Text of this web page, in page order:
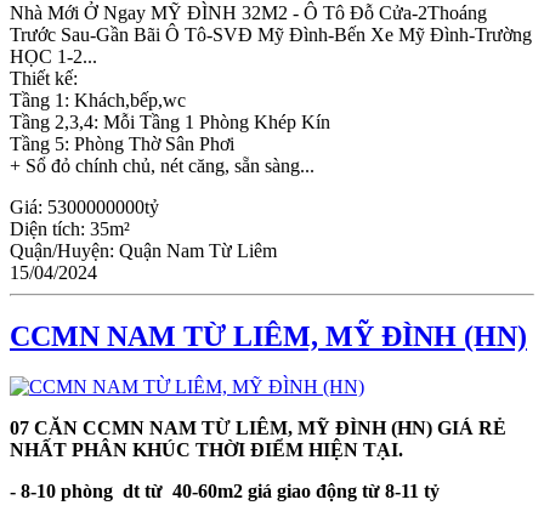
Nhà Mới Ở Ngay MỸ ĐÌNH 32M2 - Ô Tô Đỗ Cửa-2Thoáng
Trước Sau-Gần Bãi Ô Tô-SVĐ Mỹ Đình-Bến Xe Mỹ Đình-Trường
HỌC 1-2...
Thiết kế:
Tầng 1: Khách,bếp,wc
Tầng 2,3,4: Mỗi Tầng 1 Phòng Khép Kín
Tầng 5: Phòng Thờ Sân Phơi
+ Sổ đỏ chính chủ, nét căng, sẵn sàng...
Giá: 5300000000tỷ
Diện tích: 35m²
Quận/Huyện: Quận Nam Từ Liêm
15/04/2024
CCMN NAM TỪ LIÊM, MỸ ĐÌNH (HN)
07 CĂN CCMN NAM TỪ LIÊM, MỸ ĐÌNH (HN) GIÁ RẺ
NHẤT PHÂN KHÚC THỜI ĐIỂM HIỆN TẠI.
- 8-10 phòng dt từ 40-60m2 giá giao động từ 8-11 tỷ